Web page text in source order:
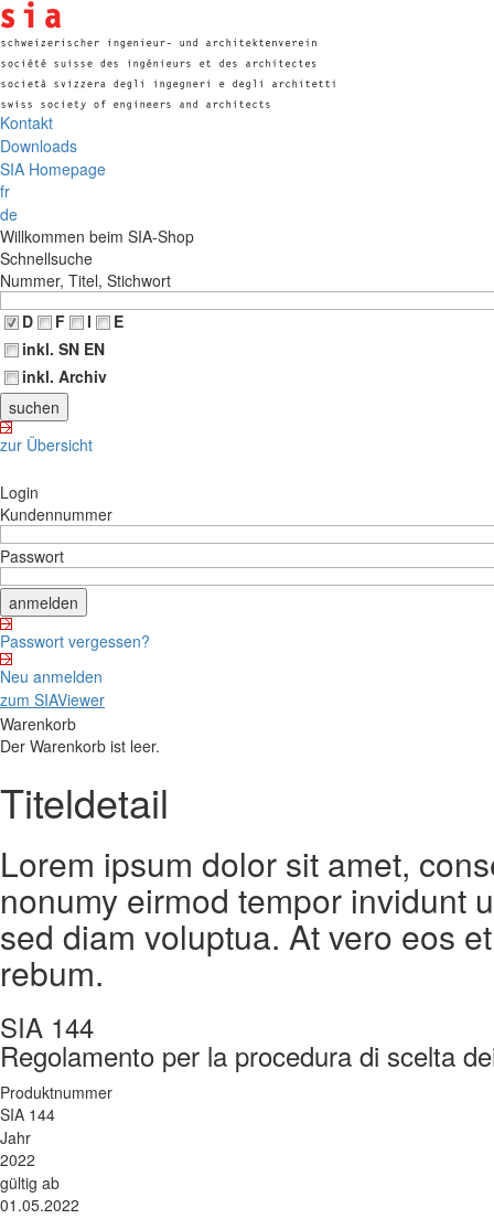
Kontakt
Downloads
SIA Homepage
fr
de
Willkommen beim SIA-Shop
Schnellsuche
Nummer, Titel, Stichwort
D
F I
E
inkl. SN EN
inkl. Archiv
zur Übersicht
Login
Kundennummer
Passwort
Passwort vergessen?
Neu anmelden
zum SIAViewer
Warenkorb
Der Warenkorb ist leer.
Titeldetail
Lorem ipsum dolor sit amet,
nonumy eirmod tempor invidunt
sed diam voluptua. At vero eos
rebum.
SIA 144
Regolamento per la procedura di scelta
Produktnummer
SIA 144
Jahr
2022
gültig ab
01.05.2022